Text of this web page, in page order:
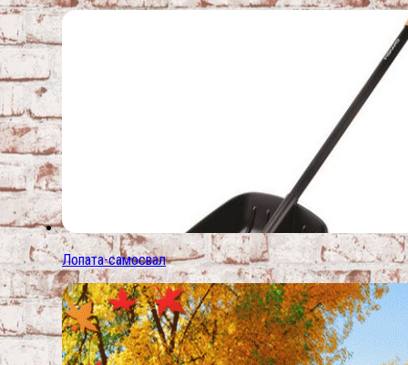
Лопата-самосвал